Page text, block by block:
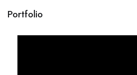
Portfolio​